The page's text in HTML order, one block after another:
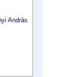
András